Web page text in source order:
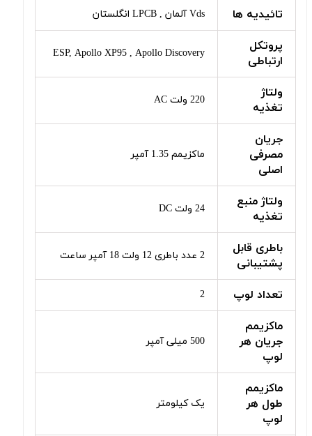
تائیدیه ها Vds آلمان , LPCB انگلستان
پروتکل
ارتباطی
ESP, Apollo XP95 , Apollo Discovery
ولتاژ
تغذیه
220 ولت AC
جریان
مصرفی
اصلی
ماکزیمم 1.35 آمپر
ولتاژ منبع
تغذیه
24 ولت DC
باطری قابل
پشتیبانی
2 عدد باطری 12 ولت 18 آمپر ساعت
تعداد لوپ 2
ماکزیمم
جریان هر
لوپ
500 میلی آمپر
ماکزیمم
طول هر
لوپ
یک کیلومتر